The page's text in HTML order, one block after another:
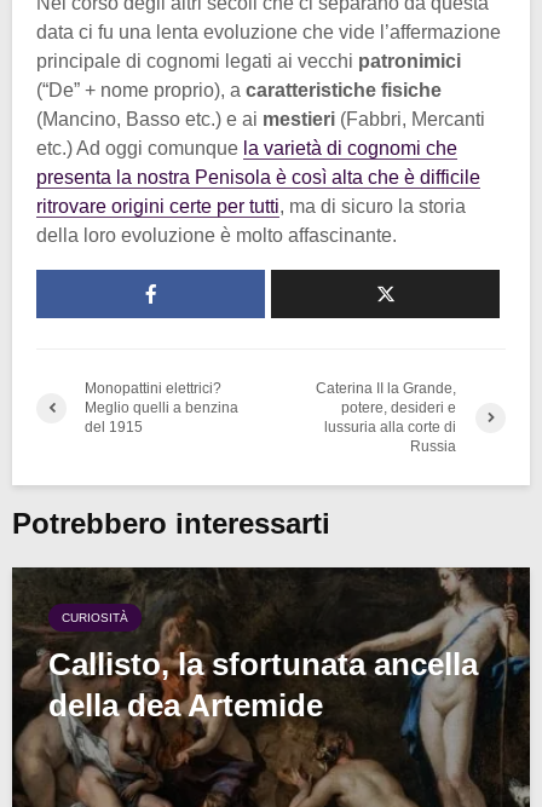
data ci fu una lenta evoluzione che vide l’affermazione
principale di cognomi legati ai vecchi patronimici
(“De” + nome proprio), a caratteristiche fisiche
(Mancino, Basso etc.) e ai mestieri (Fabbri, Mercanti
etc.) Ad oggi comunque la varietà di cognomi che
presenta la nostra Penisola è così alta che è difficile
ritrovare origini certe per tutti, ma di sicuro la storia
della loro evoluzione è molto affascinante.
Monopattini elettrici?
Meglio quelli a benzina
del 1915
Caterina II la Grande,
potere, desideri e
lussuria alla corte di
Russia
Potrebbero interessarti
CURIOSITÀ
Callisto, la sfortunata ancella
della dea Artemide